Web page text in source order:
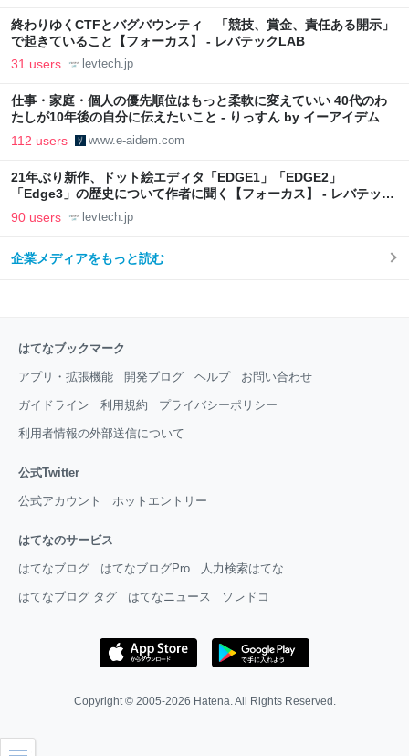
終わりゆくCTFとバグバウンティ 「競技、賞金、責任ある開示」
で起きていること【フォーカス】 - レバテックLAB
31 users levtech.jp
仕事・家庭・個人の優先順位はもっと柔軟に変えていい 40代のわ
たしが10年後の自分に伝えたいこと - りっすん by イーアイデム
112 users www.e-aidem.com
21年ぶり新作、ドット絵エディタ「EDGE1」「EDGE2」
「Edge3」の歴史について作者に聞く【フォーカス】 - レバテック
LAB
90 users levtech.jp
企業メディアをもっと読む
はてなブックマーク
アプリ・拡張機能 開発ブログ ヘルプ お問い合わせ
ガイドライン 利用規約 プライバシーポリシー
利用者情報の外部送信について
公式Twitter
公式アカウント ホットエントリー
はてなのサービス
はてなブログ はてなブログPro 人力検索はてな
はてなブログ タグ はてなニュース ソレドコ
Copyright © 2005-2026 Hatena. All Rights Reserved.